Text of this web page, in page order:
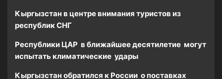
Кыргызстан в центре внимания туристов из
республик СНГ
Республики ЦАР в ближайшее десятилетие могут
испытать климатические удары
Кыргызстан обратился к России о поставках